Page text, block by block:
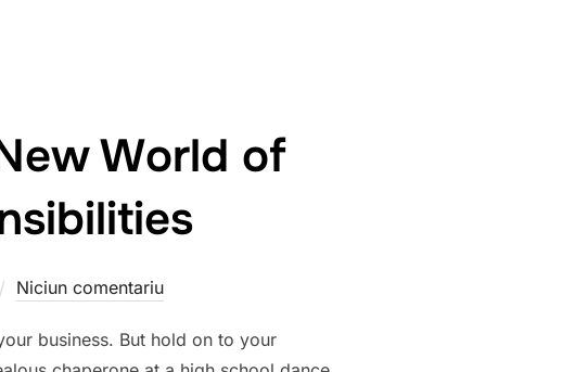
World of
Niciun comentariu
business. But hold on to your